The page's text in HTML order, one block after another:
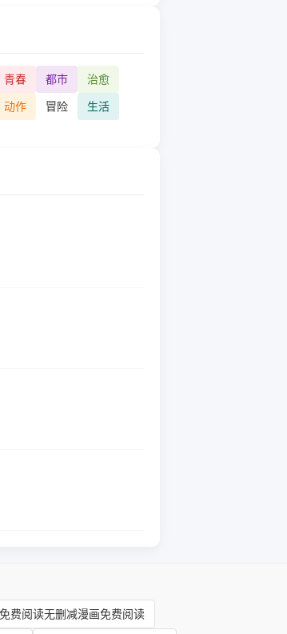
青春 都市 治愈
动作 冒险 生活
费阅读无删减漫画免费阅读